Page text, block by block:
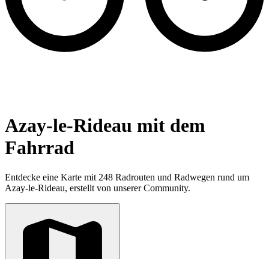
Azay-le-Rideau mit dem
Fahrrad
Entdecke eine Karte mit 248 Radrouten und Radwegen rund um
Azay-le-Rideau, erstellt von unserer Community.